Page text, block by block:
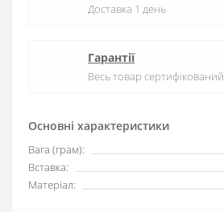
Основні характеристики
Вага (грам):
Вставка:
Матеріал:
Доставка 1 день
Гарантії
Весь товар сертифікований